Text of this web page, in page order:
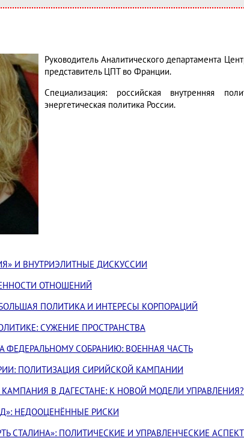
Руководитель Аналитического департамента
представитель ЦПТ во Франции.
Специализация: российская внутренняя
энергетическая политика России.
И ВНУТРИЭЛИТНЫЕ ДИСКУССИИ
ОТНОШЕНИЙ
ПОЛИТИКА И ИНТЕРЕСЫ КОРПОРАЦИЙ
СУЖЕНИЕ ПРОСТРАНСТВА
ФЕДЕРАЛЬНОМУ СОБРАНИЮ: ВОЕННАЯ ЧАСТЬ
ПОЛИТИЗАЦИЯ СИРИЙСКОЙ КАМПАНИИ
В ДАГЕСТАНЕ: К НОВОЙ МОДЕЛИ УПРАВЛЕНИЯ?
НЕДООЦЕНЁННЫЕ РИСКИ
СТАЛИНА»: ПОЛИТИЧЕСКИЕ И УПРАВЛЕНЧЕСКИЕ